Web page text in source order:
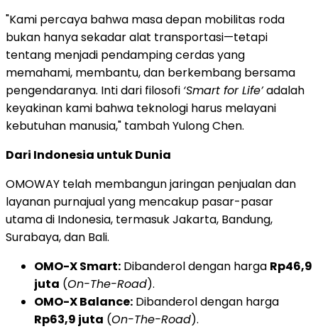
"Kami percaya bahwa masa depan mobilitas roda
bukan hanya sekadar alat transportasi—tetapi
tentang menjadi pendamping cerdas yang
memahami, membantu, dan berkembang bersama
pengendaranya. Inti dari filosofi ‘Smart for Life’adalah
keyakinan kami bahwa teknologi harus melayani
kebutuhan manusia," tambah Yulong Chen.
Dari Indonesia untuk Dunia
OMOWAY telah membangun jaringan penjualan dan
layanan purnajual yang mencakup pasar-pasar
utama di Indonesia, termasuk Jakarta, Bandung,
Surabaya, dan Bali.
OMO-X Smart: Dibanderol dengan harga Rp46,9
juta (On-The-Road).
OMO-X Balance: Dibanderol dengan harga
Rp63,9 juta (On-The-Road).